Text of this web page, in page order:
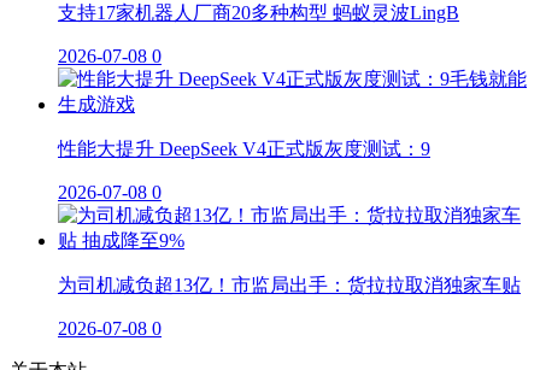
支持17家机器人厂商20多种构型 蚂蚁灵波LingB
2026-07-08 0
性能大提升 DeepSeek V4正式版灰度测试：9
2026-07-08 0
为司机减负超13亿！市监局出手：货拉拉取消独家车贴
2026-07-08 0